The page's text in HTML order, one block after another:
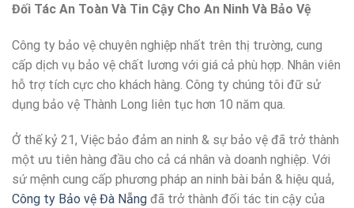
Đối Tác An Toàn Và Tin Cậy Cho An Ninh Và Bảo Vệ
Công ty bảo vệ chuyên nghiệp nhất trên thị trường, cung
cấp dịch vụ bảo vệ chất lương với giá cả phù hợp. Nhân viên
hỗ trợ tích cực cho khách hàng. Công ty chúng tôi đữ sử
dụng bảo vệ Thành Long liên tục hơn 10 năm qua.
Ở thế kỷ 21, Việc bảo đảm an ninh & sự bảo vệ đã trở thành
một ưu tiên hàng đầu cho cả cá nhân và doanh nghiệp. Với
sứ mệnh cung cấp phương pháp an ninh bài bản & hiệu quả,
Công ty Bảo vệ Đà Nẵng đã trở thành đối tác tin cậy của